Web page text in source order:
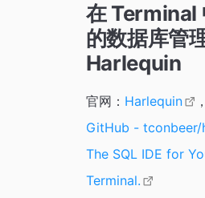
在 Terminal
的数据库管
Harlequin
官网： Harlequin
GitHub - tconbeer/
The SQL IDE for
Terminal.